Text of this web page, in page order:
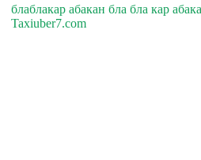
блаблакар абакан бла бла кар
Taxiuber7.com